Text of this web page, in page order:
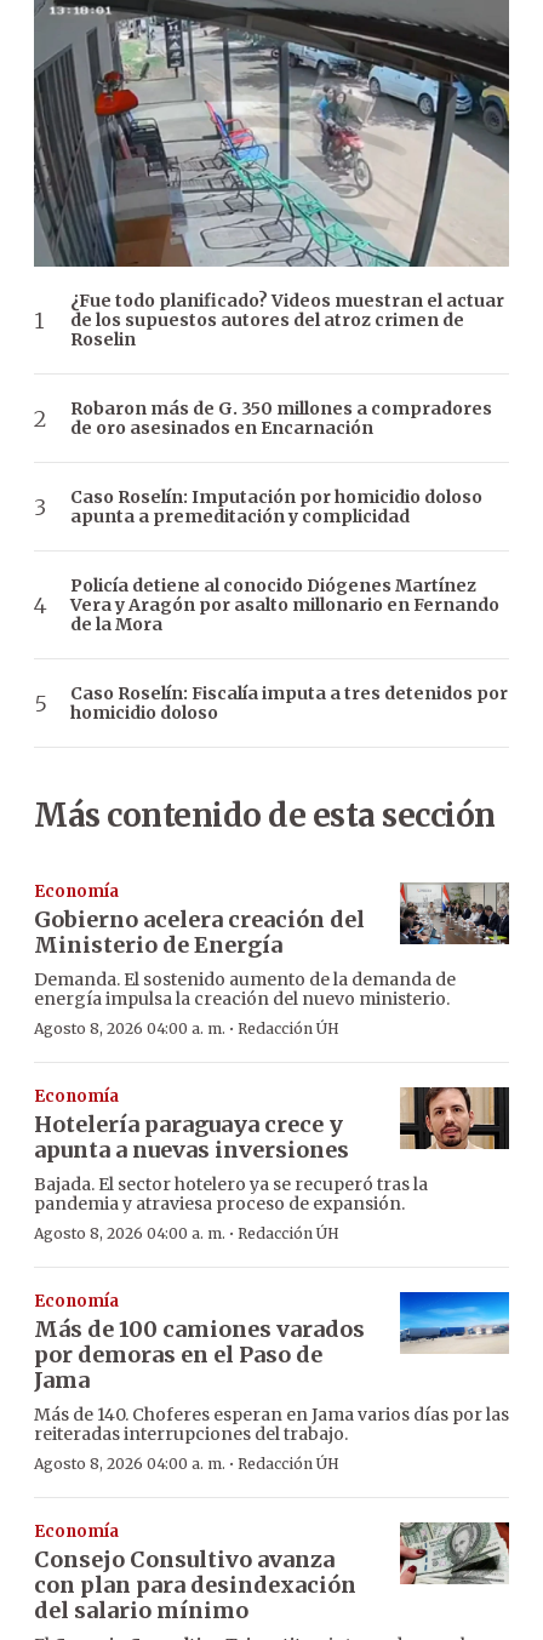
¿Fue todo planificado? Videos muestran el actuar
de los supuestos autores del atroz crimen de
Roselin
Robaron más de G. 350 millones a compradores
de oro asesinados en Encarnación
Caso Roselín: Imputación por homicidio doloso
apunta a premeditación y complicidad
Policía detiene al conocido Diógenes Martínez
Vera y Aragón por asalto millonario en Fernando
de la Mora
Caso Roselín: Fiscalía imputa a tres detenidos por
homicidio doloso
Más contenido de esta sección
Economía
Gobierno acelera creación del
Ministerio de Energía
Demanda. El sostenido aumento de la demanda de
energía impulsa la creación del nuevo ministerio.
Agosto 8, 2026 04:00 a. m. · Redacción ÚH
Economía
Hotelería paraguaya crece y
apunta a nuevas inversiones
Bajada. El sector hotelero ya se recuperó tras la
pandemia y atraviesa proceso de expansión.
Agosto 8, 2026 04:00 a. m. · Redacción ÚH
Economía
Más de 100 camiones varados
por demoras en el Paso de
Jama
Más de 140. Choferes esperan en Jama varios días por las
reiteradas interrupciones del trabajo.
Agosto 8, 2026 04:00 a. m. · Redacción ÚH
Economía
Consejo Consultivo avanza
con plan para desindexación
del salario mínimo